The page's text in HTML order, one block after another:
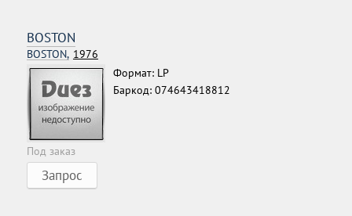
BOSTON
BOSTON, 1976
Формат: LP
Баркод: 074643418812
Под заказ
Запрос